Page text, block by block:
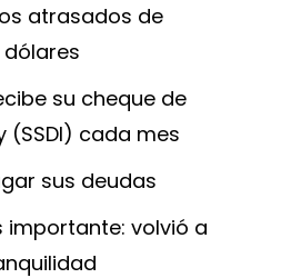
atrasados de
su cheque de
(SSDI) cada mes
sus deudas
importante: volvió a